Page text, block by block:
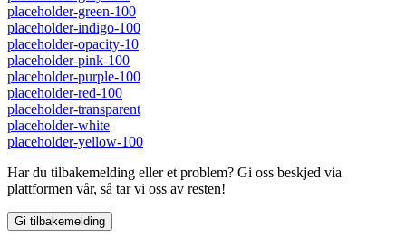
placeholder-green-100
placeholder-indigo-100
placeholder-opacity-10
placeholder-pink-100
placeholder-purple-100
placeholder-red-100
placeholder-transparent
placeholder-white
placeholder-yellow-100
Har du tilbakemelding eller et problem? Gi oss beskjed via
plattformen vår, så tar vi oss av resten!
Gi tilbakemelding